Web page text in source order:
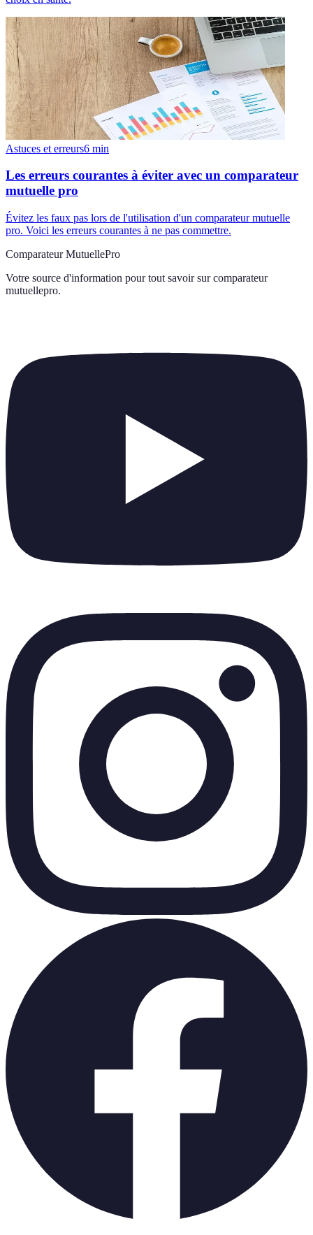
Astuces et erreurs6 min
Les erreurs courantes à éviter avec un comparateur
mutuelle pro
Évitez les faux pas lors de l'utilisation d'un comparateur mutuelle
pro. Voici les erreurs courantes à ne pas commettre.
Comparateur MutuellePro
Votre source d'information pour tout savoir sur comparateur
mutuellepro.